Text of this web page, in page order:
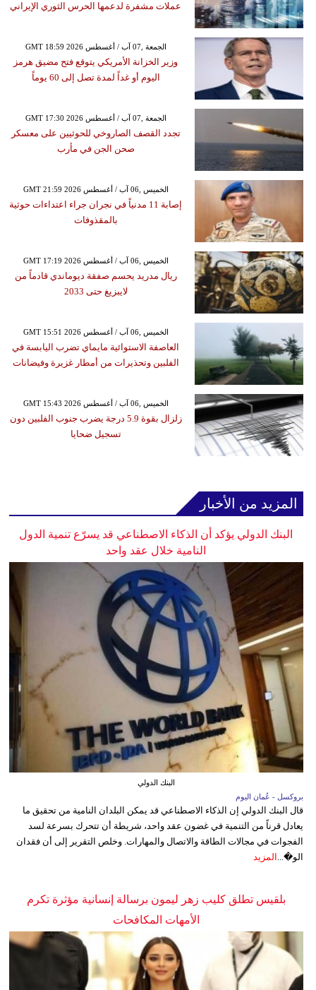
عملات مشفرة لدعمها الحرس الثوري الإيراني
GMT 18:59 2026 الجمعة ,07 آب / أغسطس
وزير الخزانة الأمريكي يتوقع فتح مضيق هرمز
اليوم أو غداً لمدة تصل إلى 60 يوماً
GMT 17:30 2026 الجمعة ,07 آب / أغسطس
تجدد القصف الصاروخي للحوثيين على معسكر
صحن الجن في مأرب
GMT 21:59 2026 الخميس ,06 آب / أغسطس
إصابة 11 مدنياً في نجران جراء اعتداءات حوثية
بالمقذوفات
GMT 17:19 2026 الخميس ,06 آب / أغسطس
ريال مدريد يحسم صفقة ديوماندي قادماً من
لايبزيغ حتى 2033
GMT 15:51 2026 الخميس ,06 آب / أغسطس
العاصفة الاستوائية مايماي تضرب اليابسة في
الفلبين وتحذيرات من أمطار غزيرة وفيضانات
GMT 15:43 2026 الخميس ,06 آب / أغسطس
زلزال بقوة 5.9 درجة يضرب جنوب الفلبين دون
تسجيل ضحايا
المزيد من الأخبار
البنك الدولي يؤكد أن الذكاء الاصطناعي قد يسرّع تنمية الدول
النامية خلال عقد واحد
البنك الدولي
بروكسل - عُمان اليوم
قال البنك الدولي إن الذكاء الاصطناعي قد يمكن البلدان النامية من تحقيق ما
يعادل قرناً من التنمية في غضون عقد واحد، شريطة أن تتحرك بسرعة لسد
الفجوات في مجالات الطاقة والاتصال والمهارات. وخلص التقرير إلى أن فقدان
الو�...
المزيد
بلقيس تطلق كليب زهر ليمون برسالة إنسانية مؤثرة تكرم
الأمهات المكافحات